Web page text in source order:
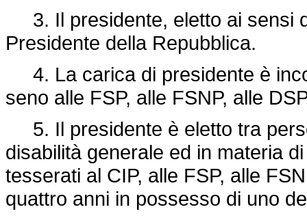
3. Il presidente, eletto ai sensi
Presidente della Repubblica.
4. La carica di presidente è
seno alle FSP, alle FSNP, alle
5. Il presidente è eletto tra
disabilità generale ed in materia
tesserati al CIP, alle FSP, alle
quattro anni in possesso di uno